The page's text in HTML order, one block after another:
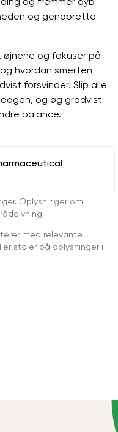
og genoprette
øjnene og fokuser på
hvordan smerten
forsvinder. Slip alle
og øg gradvist
balance.
Oplysninger om
med relevante
stoler på oplysninger i